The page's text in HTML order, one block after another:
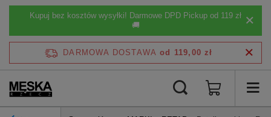
Kupuj bez kosztów wysyłki! Darmowe DPD Pickup od 119 zł
🚚
DARMOWA DOSTAWA od 119,00 zł